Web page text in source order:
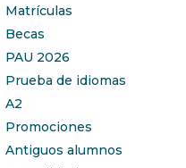
Matrículas
Becas
PAU 2026
Prueba de idiomas
A2
Promociones
Antiguos alumnos